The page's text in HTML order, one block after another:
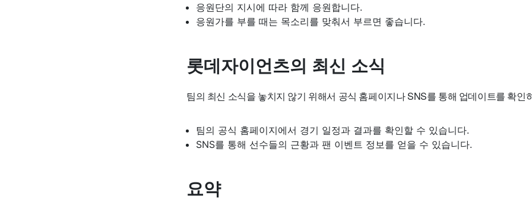
응원단의 지시에 따라 함께 응원합니다.
응원가를 부를 때는 목소리를 맞춰서 부르면 좋습니다.
롯데자이언츠의 최신 소식
팀의 최신 소식을 놓치지 않기 위해서 공식 홈페이지나 SNS를 통해 업데이트를 확인
팀의 공식 홈페이지에서 경기 일정과 결과를 확인할 수 있습니다.
SNS를 통해 선수들의 근황과 팬 이벤트 정보를 얻을 수 있습니다.
요약